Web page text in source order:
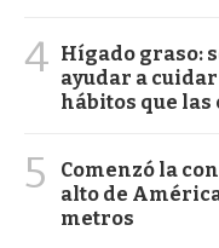
4 Hígado graso:
ayudar a
hábitos que
5
Comenzó la
alto de
metros